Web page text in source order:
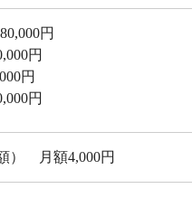
円
円
円
円
） 月額4,000円